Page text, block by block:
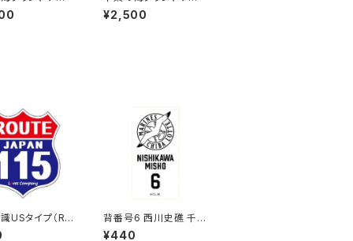
ャツ（White）
イン：Tシャツ（Naby）
¥2,500
USタイプ（RO
テッカー 115号
背番号6 西川史礁 千葉
ロッテマリーンズ 選手
¥440